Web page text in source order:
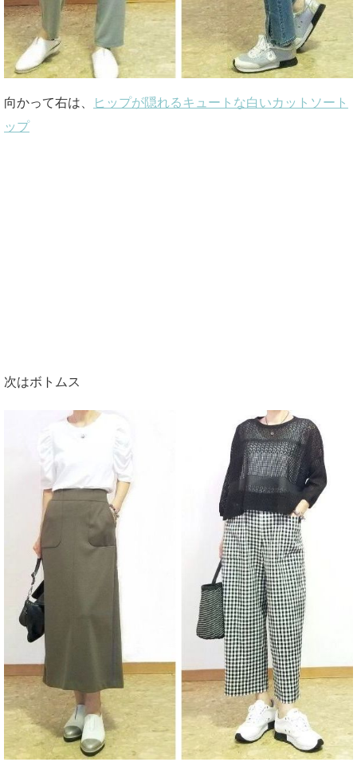
向かって右は、
ヒップが隠れるキュートな白いカットソート
ップ
次はボトムス